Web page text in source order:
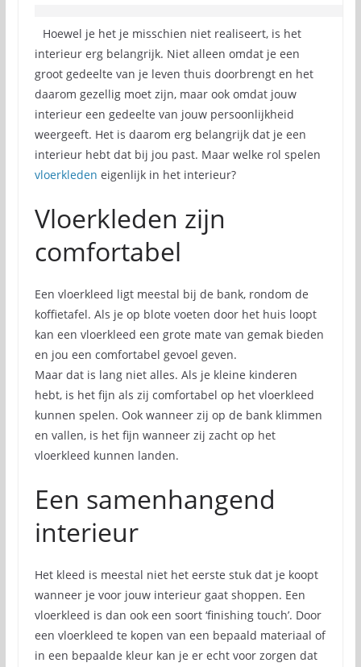
Hoewel je het je misschien niet realiseert, is het
interieur erg belangrijk. Niet alleen omdat je een
groot gedeelte van je leven thuis doorbrengt en het
daarom gezellig moet zijn, maar ook omdat jouw
interieur een gedeelte van jouw persoonlijkheid
weergeeft. Het is daarom erg belangrijk dat je een
interieur hebt dat bij jou past. Maar welke rol spelen
vloerkleden eigenlijk in het interieur?
Vloerkleden zijn
comfortabel
Een vloerkleed ligt meestal bij de bank, rondom de
koffietafel. Als je op blote voeten door het huis loopt
kan een vloerkleed een grote mate van gemak bieden
en jou een comfortabel gevoel geven.
Maar dat is lang niet alles. Als je kleine kinderen
hebt, is het fijn als zij comfortabel op het vloerkleed
kunnen spelen. Ook wanneer zij op de bank klimmen
en vallen, is het fijn wanneer zij zacht op het
vloerkleed kunnen landen.
Een samenhangend
interieur
Het kleed is meestal niet het eerste stuk dat je koopt
wanneer je voor jouw interieur gaat shoppen. Een
vloerkleed is dan ook een soort ‘finishing touch’. Door
een vloerkleed te kopen van een bepaald materiaal of
in een bepaalde kleur kan je er echt voor zorgen dat